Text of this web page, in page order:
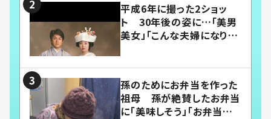
平成6年に撮った2ショッ
ト 30年後の姿に…「美男
美女」「こんな夫婦になりた
孫のためにお弁当を作った
祖母 孫が絶賛したお弁当
に「美味しそう」「お弁当すご